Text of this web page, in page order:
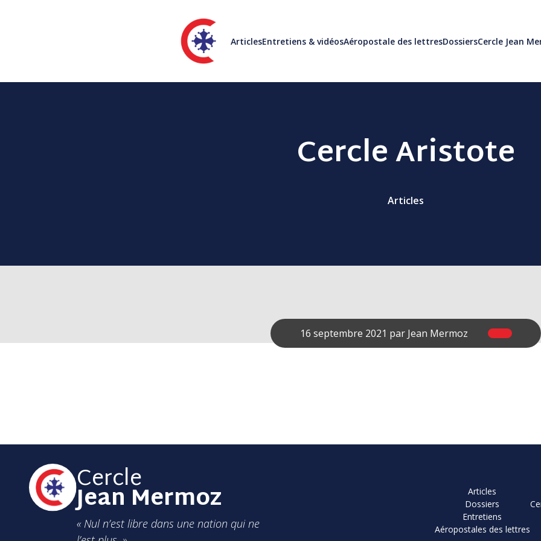
ArticlesEntretiens & vidéosAéropostale des lettresDossiersCercle Jean
Cercle Aristote
Articles
16 septembre 2021 par Jean Mermoz
Cercle
Jean Mermoz
« Nul n’est libre dans une nation qui ne
Articles
Dossiers
Entretiens
Aéropostales des lettres